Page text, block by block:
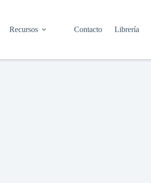
Recursos Contacto Librería